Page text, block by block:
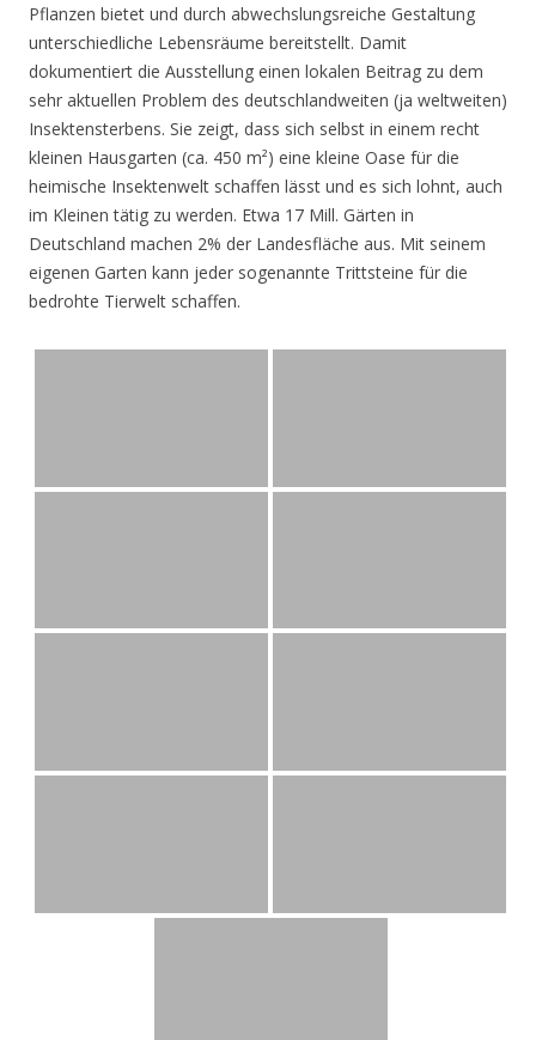
Pflanzen bietet und durch abwechslungsreiche Gestaltung
unterschiedliche Lebensräume bereitstellt. Damit
dokumentiert die Ausstellung einen lokalen Beitrag zu dem
sehr aktuellen Problem des deutschlandweiten (ja weltweiten)
Insektensterbens. Sie zeigt, dass sich selbst in einem recht
kleinen Hausgarten (ca. 450 m²) eine kleine Oase für die
heimische Insektenwelt schaffen lässt und es sich lohnt, auch
im Kleinen tätig zu werden. Etwa 17 Mill. Gärten in
Deutschland machen 2% der Landesfläche aus. Mit seinem
eigenen Garten kann jeder sogenannte Trittsteine für die
bedrohte Tierwelt schaffen.